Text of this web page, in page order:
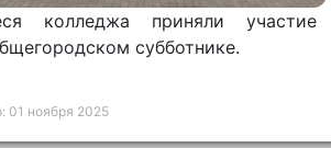
колледжа приняли
субботнике.
01 ноября 2025